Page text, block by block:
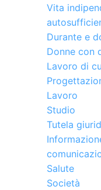
Vita
Durante e
Donne con
Lavoro di
Lavoro
Studio
Tutela
Salute
Società